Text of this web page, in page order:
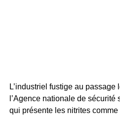
L’industriel fustige au passage
l’Agence nationale de sécurité
qui présente les nitrites